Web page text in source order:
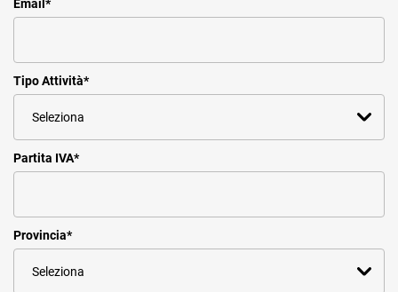
Email *
Tipo Attività*
Partita IVA*
Provincia*